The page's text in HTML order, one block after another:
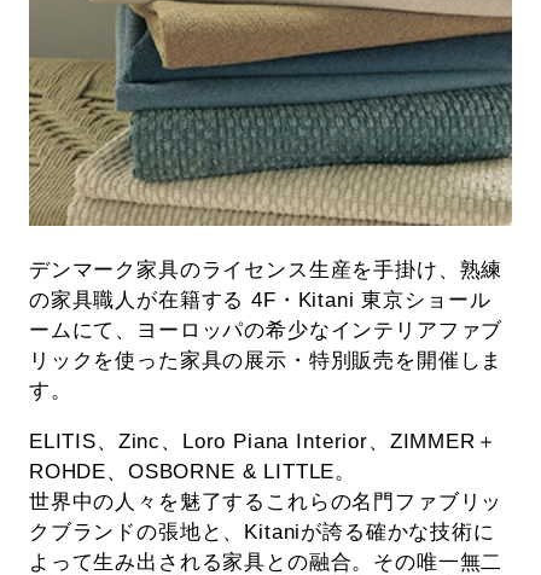
デンマーク家具のライセンス生産を手掛け、熟練
の家具職人が在籍する 4F・Kitani 東京ショール
ームにて、ヨーロッパの希少なインテリアファブ
リックを使った家具の展示・特別販売を開催しま
す。
ELITIS、Zinc、Loro Piana Interior、ZIMMER＋
ROHDE、OSBORNE & LITTLE。
世界中の人々を魅了するこれらの名門ファブリッ
クブランドの張地と、Kitaniが誇る確かな技術に
よって生み出される家具との融合。その唯一無二